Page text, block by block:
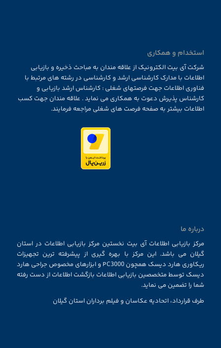
استخدام و همکاری
شرکت آی بیت الکترونیک از علاقه مندان به مباحث ذخیره و بازیابی
اطلاعات با مدارک کارشناسی ارشد و کارشناسی در رشته های مرتبط با
فناوری اطلاعات جهت فرصتهای شغلی : کارشناس ارشد بازیابی و
کارشناس پذیرش دعوت به همکاری می نماید . علاقه مندان جهت کسب
اطلاعات بیشتر به صفحه فرصت های شغلی مراجعه فرمایند.
درباره ما
مرکز بازیابی اطلاعات آی بیت نخستین مرکز بازیابی اطلاعات در استان
گیلان می باشد. این مرکز با بهره گیری از پیشرفته ترین تجهیزات
ریکاوری هارد دیسک همچون PC3000 و ابزارهای مخصوص جراحی هارد
دیسک توسط متخصصین بازیابی اطلاعات بازگشت اطلاعات از دست رفته
شما را تضمین می نماید.
طرف قرارداد، اتحادیه عکاسان و فیلم برداران استان گیلان